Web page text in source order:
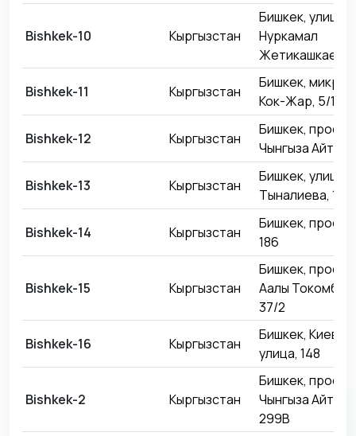
Bishkek-10 Кыргызстан
Бишкек, улица
Нуркамал
Bishkek-11 Кыргызстан
Бишкек,
Кок-Жар, 5/1
Bishkek-12 Кыргызстан
Бишкек,
Чынгыза
Bishkek-13 Кыргызстан
Бишкек, улица
Тыналиева, 1/3
Bishkek-14 Кыргызстан
Бишкек,
186
Bishkek-15 Кыргызстан
Бишкек,
Аалы
37/2
Bishkek-16 Кыргызстан
Бишкек,
улица, 148
Bishkek-2 Кыргызстан
Бишкек,
Чынгыза
299В